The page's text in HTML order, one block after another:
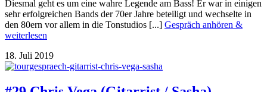
Diesmal geht es um eine wahre Legende am Bass! Er war in einigen
sehr erfolgreichen Bands der 70er Jahre beteiligt und wechselte in
den 80ern vor allem in die Tonstudios [...] Gespräch anhören &
weiterlesen
18. Juli 2019